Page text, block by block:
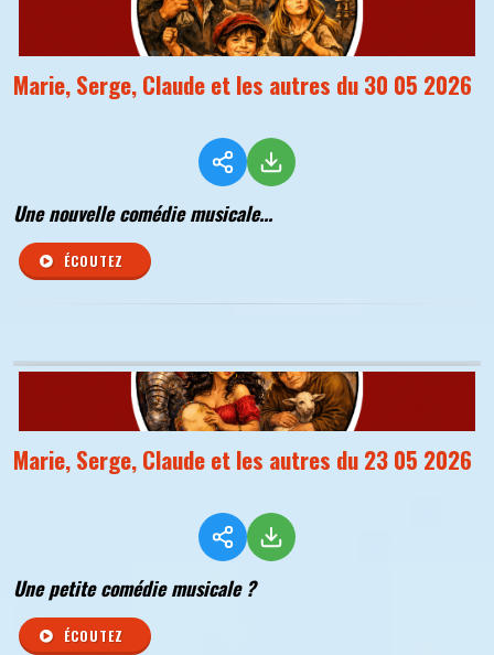
Marie, Serge, Claude et les autres du 30 05 2026
Une nouvelle comédie musicale...
ÉCOUTEZ
Marie, Serge, Claude et les autres du 23 05 2026
Une petite comédie musicale ?
ÉCOUTEZ